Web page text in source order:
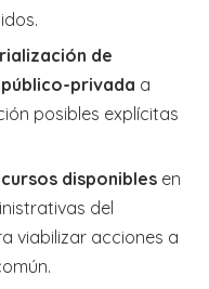
de
privada a
posibles explícitas
disponibles en
del
viabilizar acciones a